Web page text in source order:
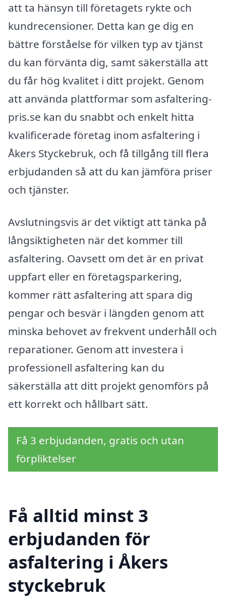
att ta hänsyn till företagets rykte och
kundrecensioner. Detta kan ge dig en
bättre förståelse för vilken typ av tjänst
du kan förvänta dig, samt säkerställa att
du får hög kvalitet i ditt projekt. Genom
att använda plattformar som asfaltering-
pris.se kan du snabbt och enkelt hitta
kvalificerade företag inom asfaltering i
Åkers Styckebruk, och få tillgång till flera
erbjudanden så att du kan jämföra priser
och tjänster.
Avslutningsvis är det viktigt att tänka på
långsiktigheten när det kommer till
asfaltering. Oavsett om det är en privat
uppfart eller en företagsparkering,
kommer rätt asfaltering att spara dig
pengar och besvär i längden genom att
minska behovet av frekvent underhåll och
reparationer. Genom att investera i
professionell asfaltering kan du
säkerställa att ditt projekt genomförs på
ett korrekt och hållbart sätt.
Få 3 erbjudanden, gratis och utan
förpliktelser
Få alltid minst 3
erbjudanden för
asfaltering i Åkers
styckebruk